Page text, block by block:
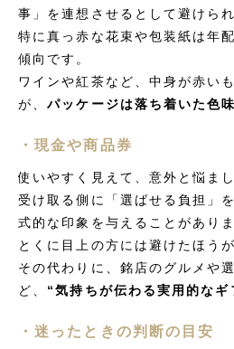
事」を連想させるとして避けら
特に真っ赤な花束や包装紙は年
傾向です。
ワインや紅茶など、中身が赤い
が、パッケージは落ち着いた色味
・現金や商品券
使いやすく見えて、意外と悩ま
受け取る側に「選ばせる負担」
式的な印象を与えることがありま
とくに目上の方には避けたほう
その代わりに、銘店のグルメや
ど、 “気持ちが伝わる実用的なギ
・迷ったときの判断の目安